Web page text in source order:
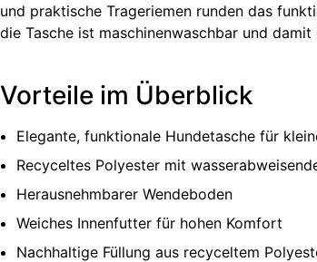
und praktische Trageriemen runden das
die Tasche ist maschinenwaschbar und
Vorteile im Überblick
Elegante, funktionale Hundetasche für
Recyceltes Polyester mit
Herausnehmbarer Wendeboden
Weiches Innenfutter für hohen Komfort
Nachhaltige Füllung aus recyceltem